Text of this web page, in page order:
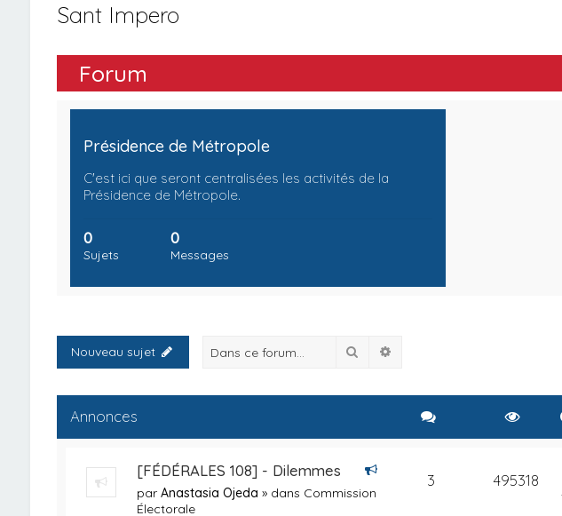
Sant Impero
Forum
Présidence de Métropole
C'est ici que seront centralisées les activités de la
Présidence de Métropole.
0
Sujets
0
Messages
Nouveau sujet Rechercher
Annonces
[FÉDÉRALES 108] - Dilemmes
par Anastasia Ojeda » dans Commission
Électorale
3 495318